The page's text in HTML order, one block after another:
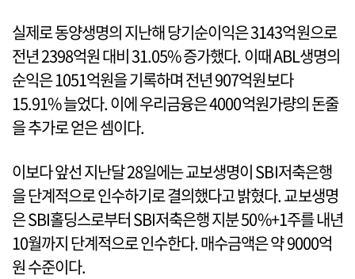
실제로 동양생명의 지난해 당기순이익은 3143억원으로
전년 2398억원 대비 31.05% 증가했다. 이때 ABL생명의
순익은 1051억원을 기록하며 전년 907억원보다
15.91% 늘었다. 이에 우리금융은 4000억원가량의 돈줄
을 추가로 얻은 셈이다.
이보다 앞선 지난달 28일에는 교보생명이 SBI저축은행
을 단계적으로 인수하기로 결의했다고 밝혔다. 교보생명
은 SBI홀딩스로부터 SBI저축은행 지분 50%+1주를 내년
10월까지 단계적으로 인수한다. 매수금액은 약 9000억
원 수준이다.